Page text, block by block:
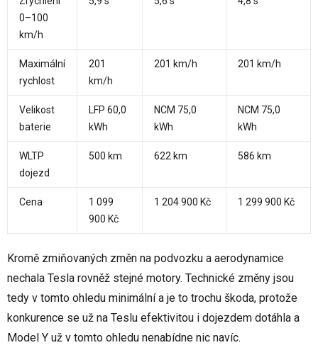
0–100
km/h
Maximální
rychlost
201
km/h
201 km/h 201 km/h
Velikost
baterie
LFP 60,0
kWh
NCM 75,0
kWh
NCM 75,0
kWh
WLTP
dojezd
500 km 622 km 586 km
Cena
1 099
900 Kč
1 204 900 Kč 1 299 900 Kč
Kromě zmiňovaných změn na podvozku a aerodynamice
nechala Tesla rovněž stejné motory. Technické změny jsou
tedy v tomto ohledu minimální a je to trochu škoda, protože
konkurence se už na Teslu efektivitou i dojezdem dotáhla a
Model Y už v tomto ohledu nenabídne nic navíc.